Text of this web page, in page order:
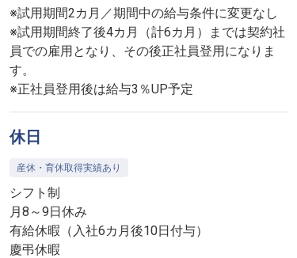
※試用期間2カ月／期間中の給与条件に変更なし
※試用期間終了後4カ月（計6カ月）までは契約社
員での雇用となり、その後正社員登用になりま
す。
※正社員登用後は給与3％UP予定
休日
産休・育休取得実績あり
シフト制
月8～9日休み
有給休暇（入社6カ月後10日付与）
慶弔休暇